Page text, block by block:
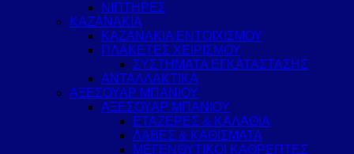
ΝΙΠΤΗΡΕΣ
ΚΑΖΑΝΑΚΙΑ
ΚΑΖΑΝΑΚΙΑ ΕΝΤΟΙΧΙΣΜΟΥ
ΠΛΑΚΕΤΕΣ ΧΕΙΡΙΣΜΟΥ
ΣΥΣΤΗΜΑΤΑ ΕΓΚΑΤΑΣΤΑΣΗΣ
ΑΝΤΑΛΛΑΚΤΙΚΑ
ΑΞΕΣΟΥΑΡ ΜΠΑΝΙΟΥ
ΑΞΕΣΟΥΑΡ ΜΠΑΝΙΟΥ
ΕΤΑΖΕΡΕΣ & ΚΑΛΑΘΙΑ
ΛΑΒΕΣ & ΚΑΘΙΣΜΑΤΑ
ΜΕΓΕΝΘΥΤΙΚΟΙ ΚΑΘΡΕΠΤΕΣ